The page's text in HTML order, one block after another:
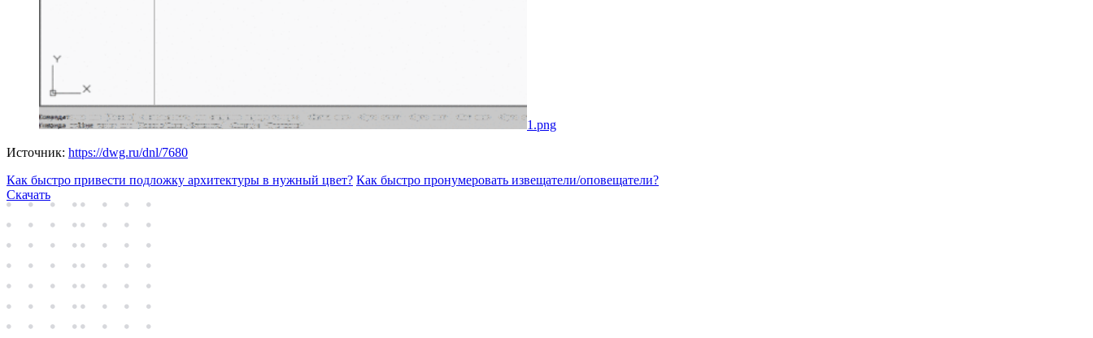
1.png
Источник: https://dwg.ru/dnl/7680
Как быстро привести подложку архитектуры в нужный цвет? Как быстро пронумеровать извещатели/оповещатели?
Скачать